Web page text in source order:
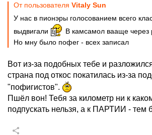
От пользователя Vitaly Sun
У нас в пионэры голосованием всего
выдвигали
В камсамол вааще через
Но мну было пофег - всех записал
Вот из-за подобных тебе и
страна под откос покатилась из-за
"пофигистов".
Пшёл вон! Тебя за километр ни к
подпускать нельзя, а к ПАРТИИ - тем